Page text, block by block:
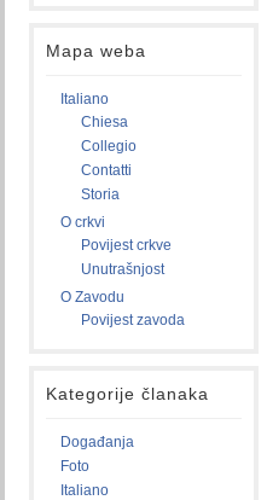
Mapa weba
Italiano
Chiesa
Collegio
Contatti
Storia
O crkvi
Povijest crkve
Unutrašnjost
O Zavodu
Povijest zavoda
Kategorije članaka
Događanja
Foto
Italiano